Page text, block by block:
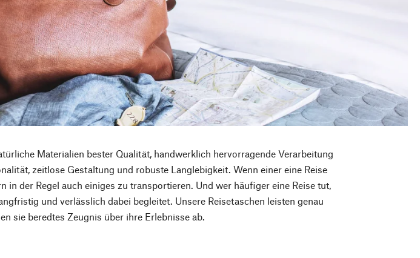
Materialien bester Qualität, handwerklich hervorragende Verarbeitung
zeitlose Gestaltung und robuste Langlebigkeit. Wenn einer eine Reise
in der Regel auch einiges zu transportieren. Und wer häufiger eine Reise tut,
und verlässlich dabei begleitet. Unsere Reisetaschen leisten genau
sie beredtes Zeugnis über ihre Erlebnisse ab.